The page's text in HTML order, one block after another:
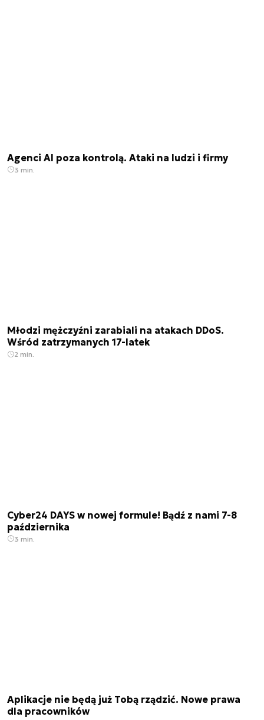
Agenci AI poza kontrolą. Ataki na ludzi i firmy
3 min.
Młodzi mężczyźni zarabiali na atakach DDoS.
Wśród zatrzymanych 17-latek
2 min.
Cyber24 DAYS w nowej formule! Bądź z nami 7-8
października
3 min.
Aplikacje nie będą już Tobą rządzić. Nowe prawa
dla pracowników